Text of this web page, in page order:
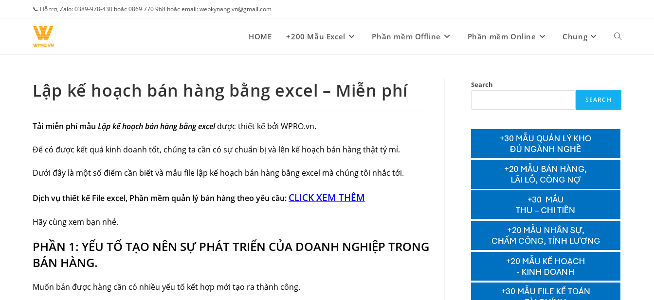
📞 Hỗ trợ, Zalo: 0389-978-430 hoặc 0869 770 968 hoặc email: webkynang.vn@gmail.com
HOME +200 Mẫu Excel Phần mềm Offline Phần mềm Online Chung Toggle
search
Lập kế hoạch bán hàng bằng excel – Miễn phí
Tải miễn phí mẫuLập kế hoạch bán hàng bằng excel được thiết kế bởi WPRO.vn.
Để có được kết quả kinh doanh tốt, chúng ta cần có sự chuẩn bị và lên kế hoạch bán hàng thật tỷ mỉ.
Dưới đây là một số điểm cần biết và mẫu file lập kế hoạch bán hàng bằng excel mà chúng tôi nhắc tới.
Dịch vụ thiết kế File excel, Phần mềm quản lý bán hàng theo yêu cầu: CLICK XEM THÊM
Hãy cùng xem bạn nhé.
PHẦN 1: YẾU TỐ TẠO NÊN SỰ PHÁT TRIỂN CỦA DOANH NGHIỆP TRONG
BÁN HÀNG.
Muốn bán được hàng cần có nhiều yếu tố kết hợp mới tạo ra thành công.
Search
SEARCH